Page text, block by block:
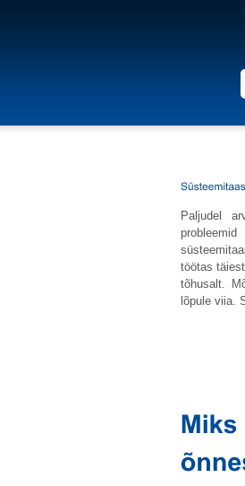
Paljudel
töötas
tõhusalt.
lõpule viia.